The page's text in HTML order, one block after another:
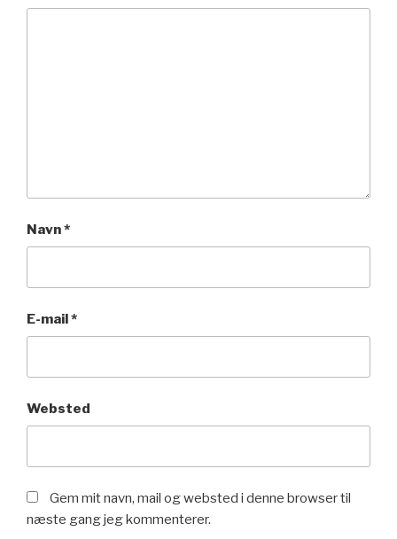
Navn*
E-mail*
Websted
Gem mit navn, mail og websted i denne browser til
næste gang jeg kommenterer.